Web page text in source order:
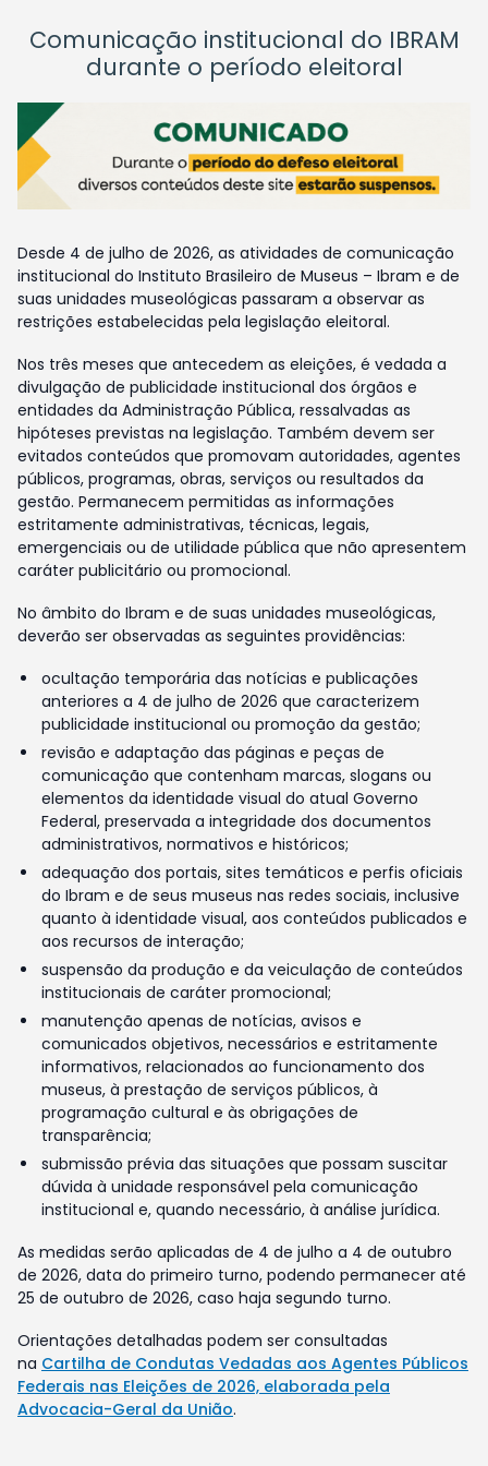
Comunicação institucional do IBRAM
durante o período eleitoral
Desde 4 de julho de 2026, as atividades de comunicação
institucional do Instituto Brasileiro de Museus – Ibram e de
suas unidades museológicas passaram a observar as
restrições estabelecidas pela legislação eleitoral.
Nos três meses que antecedem as eleições, é vedada a
divulgação de publicidade institucional dos órgãos e
entidades da Administração Pública, ressalvadas as
hipóteses previstas na legislação. Também devem ser
evitados conteúdos que promovam autoridades, agentes
públicos, programas, obras, serviços ou resultados da
gestão. Permanecem permitidas as informações
estritamente administrativas, técnicas, legais,
emergenciais ou de utilidade pública que não apresentem
caráter publicitário ou promocional.
No âmbito do Ibram e de suas unidades museológicas,
deverão ser observadas as seguintes providências:
ocultação temporária das notícias e publicações
anteriores a 4 de julho de 2026 que caracterizem
publicidade institucional ou promoção da gestão;
revisão e adaptação das páginas e peças de
comunicação que contenham marcas, slogans ou
elementos da identidade visual do atual Governo
Federal, preservada a integridade dos documentos
administrativos, normativos e históricos;
adequação dos portais, sites temáticos e perfis oficiais
do Ibram e de seus museus nas redes sociais, inclusive
quanto à identidade visual, aos conteúdos publicados e
aos recursos de interação;
suspensão da produção e da veiculação de conteúdos
institucionais de caráter promocional;
manutenção apenas de notícias, avisos e
comunicados objetivos, necessários e estritamente
informativos, relacionados ao funcionamento dos
museus, à prestação de serviços públicos, à
programação cultural e às obrigações de
transparência;
submissão prévia das situações que possam suscitar
dúvida à unidade responsável pela comunicação
institucional e, quando necessário, à análise jurídica.
As medidas serão aplicadas de 4 de julho a 4 de outubro
de 2026, data do primeiro turno, podendo permanecer até
25 de outubro de 2026, caso haja segundo turno.
Orientações detalhadas podem ser consultadas
na Cartilha de Condutas Vedadas aos Agentes Públicos
Federais nas Eleições de 2026, elaborada pela
Advocacia-Geral da União.